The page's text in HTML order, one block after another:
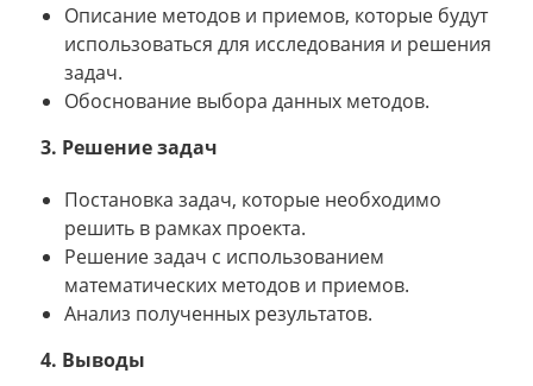
Описание методов и приемов, которые будут
использоваться для исследования и решения
задач.
Обоснование выбора данных методов.
3. Решение задач
Постановка задач, которые необходимо
решить в рамках проекта.
Решение задач с использованием
математических методов и приемов.
Анализ полученных результатов.
4. Выводы